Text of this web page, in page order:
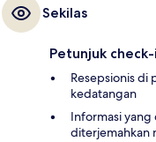
Sekilas
Petunjuk check-
Resepsionis di
kedatangan
Informasi
diterjemahkan